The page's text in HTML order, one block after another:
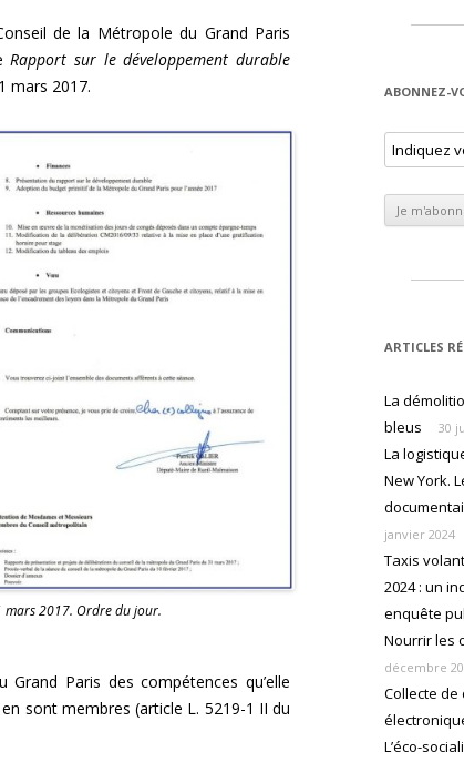
de la Métropole du Grand Paris
Rapport sur le développement durable
mars 2017.
mars 2017. Ordre du jour.
Paris des compétences qu’elle
sont membres (article L. 5219-1 II du
ABONNEZ-
ARTICLES
La
bleus
30
La
New York.
janvier 2024
Taxis
2024 : un
enquête
Nourrir les
décembre
Collecte
L’éco-